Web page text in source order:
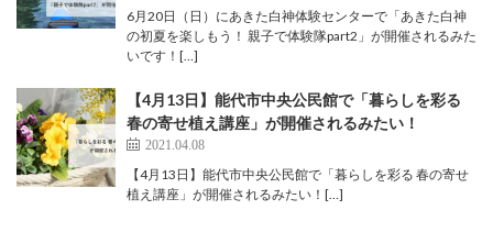
6月20日（日）にあきた白神体験センターで「あきた白神
の初夏を楽しもう！ 親子で体験隊part2」が開催されるみた
いです！[…]
【4月13日】能代市中央公民館で「暮らしを彩る
春の寄せ植え講座」が開催されるみたい！
2021.04.08
【4月13日】能代市中央公民館で「暮らしを彩る 春の寄せ
植え講座」が開催されるみたい！[…]